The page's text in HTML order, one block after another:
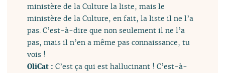
ministère de la Culture la liste, mais le
ministère de la Culture, en fait, la liste il ne l’a
pas. C’est-à-dire que non seulement il ne l’a
pas, mais il n’en a même pas connaissance, tu
vois !
OliCat : C’est ça qui est hallucinant ! C’est-à-